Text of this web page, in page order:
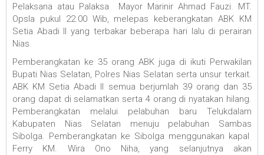
Pelaksana atau Palaksa Mayor Marinir Ahmad Fauzi. MT.
Opsla pukul 22.00 Wib, melepas keberangkatan ABK KM
Setia Abadi II yang terbakar beberapa hari lalu di perairan
Nias.
Pemberangkatan ke 35 orang ABK juga di ikuti Perwakilan
Bupati Nias Selatan, Polres Nias Selatan serta unsur terkait.
ABK KM Setia Abadi II semua berjumlah 39 orang dan 35
orang dapat di selamatkan serta 4 orang di nyatakan hilang.
Pemberangkatan melalui pelabuhan baru Telukdalam
Kabupaten Nias Selatan menuju pelabuhan Sambas
Sibolga. Pemberangkatan ke Sibolga menggunakan kapal
Ferry KM. Wira Ono Niha, yang selanjutnya akan